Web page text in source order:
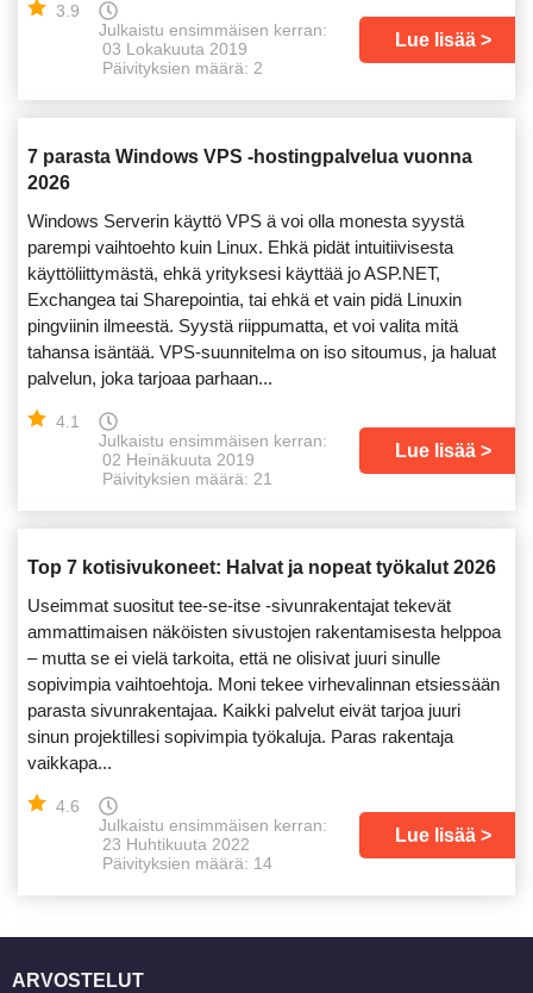
3.9
Julkaistu ensimmäisen kerran:
03 Lokakuuta 2019
Päivityksien määrä: 2
Lue lisää
7 parasta Windows VPS -hostingpalvelua vuonna
2026
Windows Serverin käyttö VPS ä voi olla monesta syystä
parempi vaihtoehto kuin Linux. Ehkä pidät intuitiivisesta
käyttöliittymästä, ehkä yrityksesi käyttää jo ASP.NET,
Exchangea tai Sharepointia, tai ehkä et vain pidä Linuxin
pingviinin ilmeestä. Syystä riippumatta, et voi valita mitä
tahansa isäntää. VPS-suunnitelma on iso sitoumus, ja haluat
palvelun, joka tarjoaa parhaan...
4.1
Julkaistu ensimmäisen kerran:
02 Heinäkuuta 2019
Päivityksien määrä: 21
Lue lisää
Top 7 kotisivukoneet: Halvat ja nopeat työkalut 2026
Useimmat suositut tee-se-itse -sivunrakentajat tekevät
ammattimaisen näköisten sivustojen rakentamisesta helppoa
– mutta se ei vielä tarkoita, että ne olisivat juuri sinulle
sopivimpia vaihtoehtoja. Moni tekee virhevalinnan etsiessään
parasta sivunrakentajaa. Kaikki palvelut eivät tarjoa juuri
sinun projektillesi sopivimpia työkaluja. Paras rakentaja
vaikkapa...
4.6
Julkaistu ensimmäisen kerran:
23 Huhtikuuta 2022
Päivityksien määrä: 14
Lue lisää
ARVOSTELUT